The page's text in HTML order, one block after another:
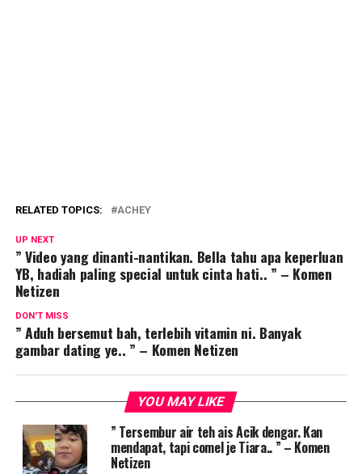
RELATED TOPICS: ACHEY
UP NEXT
” Video yang dinanti-nantikan. Bella tahu apa keperluan
YB, hadiah paling special untuk cinta hati.. ” – Komen
Netizen
DON'T MISS
” Aduh bersemut bah, terlebih vitamin ni. Banyak
gambar dating ye.. ” – Komen Netizen
YOU MAY LIKE
” Tersembur air teh ais Acik dengar. Kan
mendapat, tapi comel je Tiara.. ” – Komen
Netizen